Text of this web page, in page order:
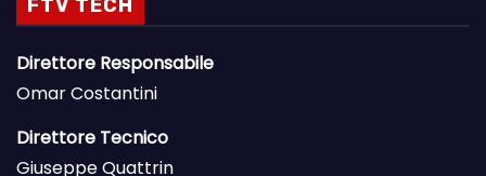
FTV TECH
Direttore Responsabile
Omar Costantini
Direttore Tecnico
Giuseppe Quattrin